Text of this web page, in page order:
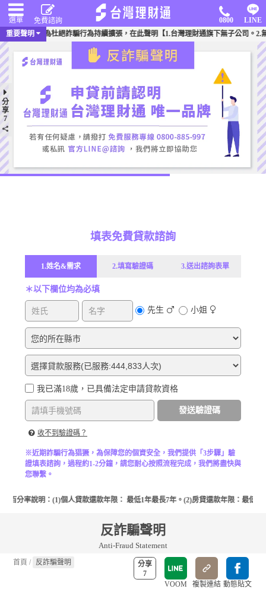
選單 免費諮詢 0800
LINE
重要聲明
事件頻傳，為杜絕詐騙行為持續擴張，在此聲明【1.台灣理財通旗下無子公司。2.
填表免費貸款諮詢
1.姓名&需求 2.填寫驗證碼 3.送出諮詢表單
＊以下欄位均為必填
先生 小姐
我已滿18歲，已具備法定申請貸款資格
發送驗證碼
收不到驗證碼？
※近期詐騙行為猖獗，為保障您的個資安全，我們提供「3步驟」驗
證填表諮詢，過程約1-2分鐘，請您耐心按照流程完成，我們將盡快與
您聯繫。
百分率說明：(1)個人貸款還款年限： 最低1年最長7年。(2)房貸還款年限：最低
反詐騙聲明
Anti-Fraud Statement
分享
7
VOOM
複製連結 動態貼文
分
享
7
首頁 / 反詐騙聲明